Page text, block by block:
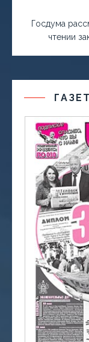
Госдума
чтении